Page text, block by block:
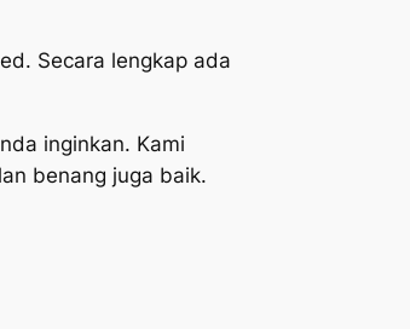
Secara lengkap ada
inginkan. Kami
benang juga baik.